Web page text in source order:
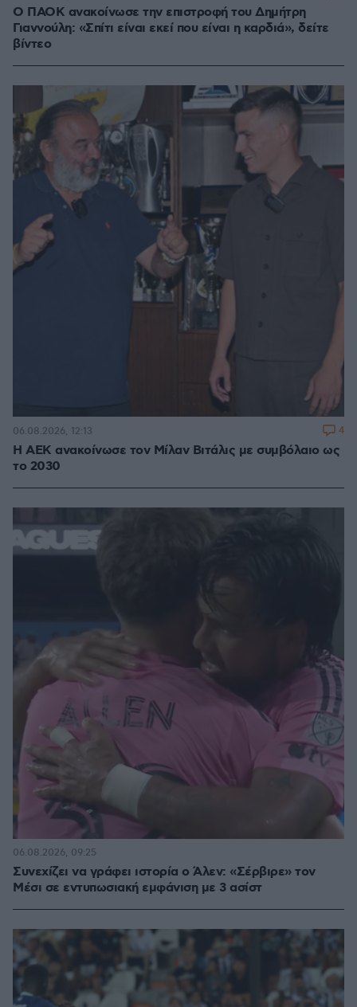
Ο ΠΑΟΚ ανακοίνωσε την επιστροφή του Δημήτρη
Γιαννούλη: «Σπίτι είναι εκεί που είναι η καρδιά», δείτε
βίντεο
H ΑΕΚ ανακοίνωσε τον Μίλαν Βιτάλις με συμβόλαιο ως
το 2030
06.08.2026, 12:13 4
Συνεχίζει να γράφει ιστορία ο Άλεν: «Σέρβιρε» τον
Μέσι σε εντυπωσιακή εμφάνιση με 3 ασίστ
06.08.2026, 09:25